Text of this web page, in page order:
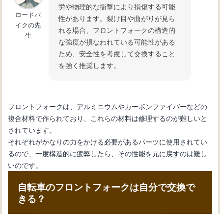
ロードバ
イクの先
生
労や物理的な衝撃により損傷する可能
性があります。裂け目や曲がりが見ら
れる場合、フロントフォークの構造的
な強度が損なわれている可能性がある
ため、安全性を考慮して交換すること
を強く推奨します。
フロントフォークは、アルミニウムやカーボンファイバーなどの
複合材料で作られており、これらの材料は修理するのが難しいと
されています。
それぞれがかなりの力をかける必要があるパーツに使用されてい
るので、一度構造的に疲弊したら、その性能を元に戻すのは難し
いのです。
自転車のフロントフォークは自分で交換で
きる？